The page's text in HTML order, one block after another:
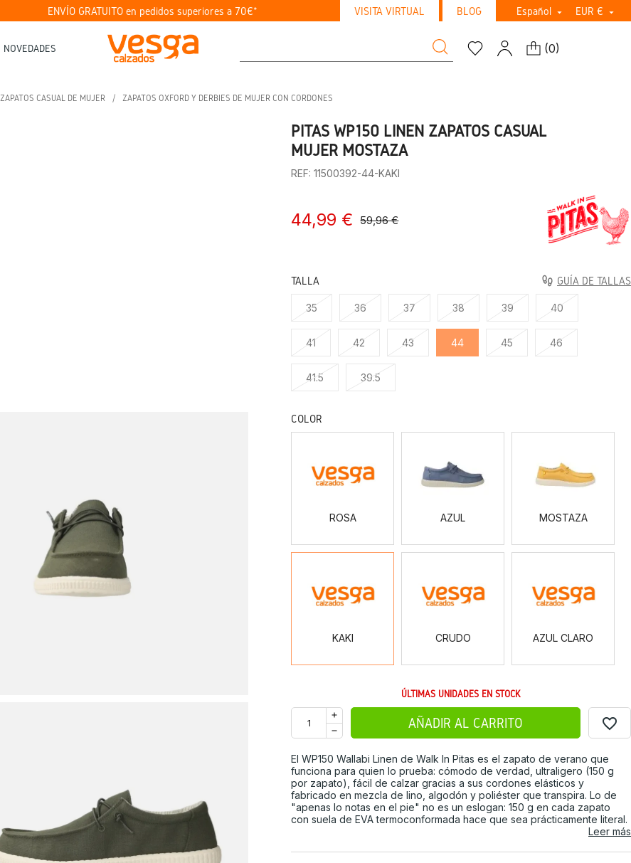
ENVÍO GRATUITO en pedidos superiores a 70€* VISITA VIRTUAL BLOG Español  EUR € 
NOVEDADES (0)
ZAPATOS CASUAL DE MUJER ZAPATOS OXFORD Y DERBIES DE MUJER CON CORDONES
PITAS WP150 LINEN ZAPATOS CASUAL
MUJER MOSTAZA
REF: 11500392-44-KAKI
44,99 € 59,96 €
TALLA GUÍA DE TALLAS
35 36 37 38 39 40
41 42 43 44 45 46
41.5 39.5
COLOR
ROSA AZUL MOSTAZA
KAKI CRUDO AZUL CLARO
ÚLTIMAS UNIDADES EN STOCK
AÑADIR AL CARRITO favorite_border
El WP150 Wallabi Linen de Walk In Pitas es el zapato de verano que
funciona para quien lo prueba: cómodo de verdad, ultraligero (150 g
por zapato), fácil de calzar gracias a sus cordones elásticos y
fabricado en mezcla de lino, algodón y poliéster que transpira. Lo de
"apenas lo notas en el pie" no es un eslogan: 150 g en cada zapato
con suela de EVA termoconformada hace que sea prácticamente literal.
Leer más